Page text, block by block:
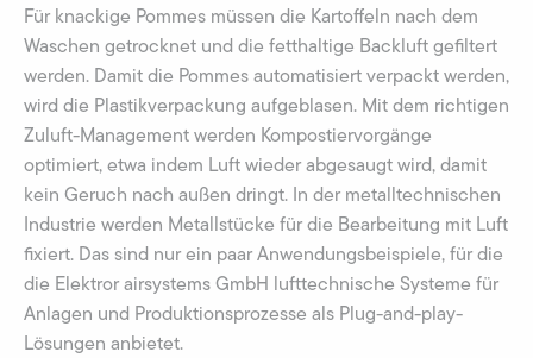
Für knackige Pommes müssen die Kartoffeln nach dem
Waschen getrocknet und die fetthaltige Backluft gefiltert
werden. Damit die Pommes automatisiert verpackt werden,
wird die Plastikverpackung aufgeblasen. Mit dem richtigen
Zuluft-Management werden Kompostiervorgänge
optimiert, etwa indem Luft wieder abgesaugt wird, damit
kein Geruch nach außen dringt. In der metalltechnischen
Industrie werden Metallstücke für die Bearbeitung mit Luft
fixiert. Das sind nur ein paar Anwendungsbeispiele, für die
die Elektror airsystems GmbH lufttechnische Systeme für
Anlagen und Produktionsprozesse als Plug-and-play-
Lösungen anbietet.